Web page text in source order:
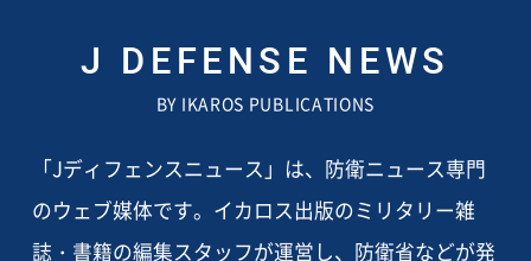
J DEFENSE NEWS
BY IKAROS PUBLICATIONS
「Jディフェンスニュース」は、防衛ニュース専門
のウェブ媒体です。イカロス出版のミリタリー雑
誌・書籍の編集スタッフが運営し、防衛省などが発